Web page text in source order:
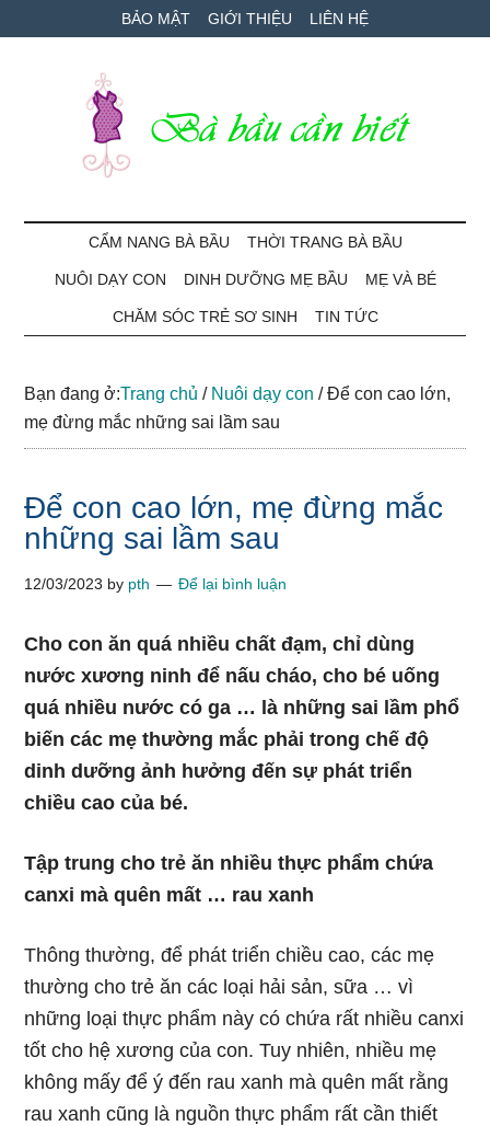
to
to
qua
BẢO MẬT GIỚI THIỆU LIÊN HỆ
Bà
Bầu
Cần
Biết
bé
CẨM NANG BÀ BẦU THỜI TRANG BÀ BẦU
NUÔI DẠY CON DINH DƯỠNG MẸ BẦU MẸ VÀ BÉ
CHĂM SÓC TRẺ SƠ SINH TIN TỨC
Bạn đang ở:Trang chủ / Nuôi dạy con /Để con cao lớn,
mẹ đừng mắc những sai lầm sau
Để con cao lớn, mẹ đừng mắc
những sai lầm sau
12/03/2023 by pth Để lại bình luận
Cho con ăn quá nhiều chất đạm, chỉ dùng
nước xương ninh để nấu cháo, cho bé uống
quá nhiều nước có ga … là những sai lầm phổ
biến các mẹ thường mắc phải trong chế độ
dinh dưỡng ảnh hưởng đến sự phát triển
chiều cao của bé.
Tập trung cho trẻ ăn nhiều thực phẩm chứa
canxi mà quên mất … rau xanh
Thông thường, để phát triển chiều cao, các mẹ
thường cho trẻ ăn các loại hải sản, sữa … vì
những loại thực phẩm này có chứa rất nhiều canxi
tốt cho hệ xương của con. Tuy nhiên, nhiều mẹ
không mấy để ý đến rau xanh mà quên mất rằng
rau xanh cũng là nguồn thực phẩm rất cần thiết